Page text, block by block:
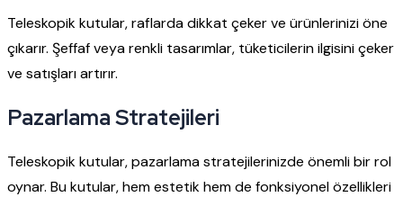
Teleskopik kutular, raflarda dikkat çeker ve ürünlerinizi öne
çıkarır. Şeffaf veya renkli tasarımlar, tüketicilerin ilgisini çeker
ve satışları artırır.
Pazarlama Stratejileri
Teleskopik kutular, pazarlama stratejilerinizde önemli bir rol
oynar. Bu kutular, hem estetik hem de fonksiyonel özellikleri